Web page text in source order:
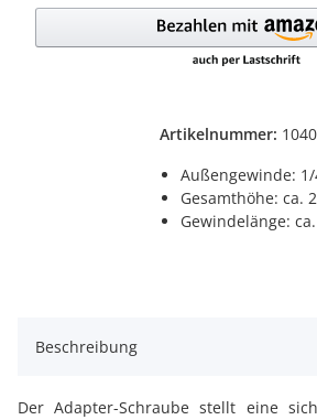
Artikelnummer:
Außengewinde: 1/
Gesamthöhe: ca.
Gewindelänge:
Beschreibung
Der Adapter-Schraube stellt eine